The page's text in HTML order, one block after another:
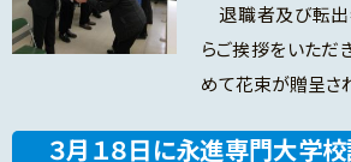
退職者及び転出
らご挨拶をいただ
めて花束が贈呈さ
３月１８日に永進専門大学